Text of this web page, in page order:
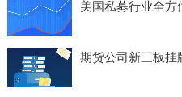
美国私募行业全方
期货公司新三板挂